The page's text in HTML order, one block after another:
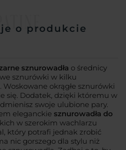
o produkcie
sznurowadła o średnicy
sznurówki w kilku
Woskowane okrągłe sznurówki
się. Dodatek, dzięki któremu w
swoje ulubione pary.
eleganckie sznurowadła do
w szerokim wachlarzu
który potrafi jednak zrobić
nic gorszego dla stylu niż